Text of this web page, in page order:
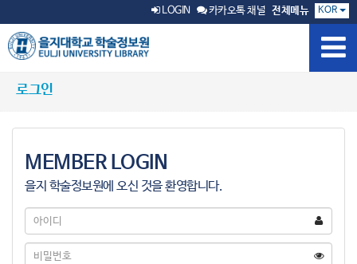
LOGIN 카카오톡 채널 전체메뉴 KOR
로그인
MEMBER LOGIN
을지 학술정보원에 오신 것을 환영합니다.
아
디
비